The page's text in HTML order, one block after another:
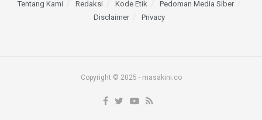
Tentang Kami Redaksi Kode Etik
Pedoman Media Siber
Disclaimer
Privacy
Copyright © 2025 - masakini.co